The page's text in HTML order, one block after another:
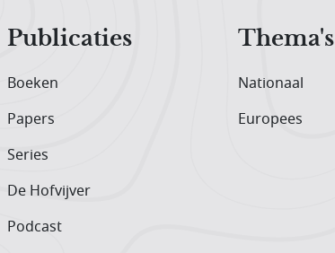
Publicaties
Boeken
Papers
Series
De Hofvijver
Podcast
Thema's
Nationaal
Europees